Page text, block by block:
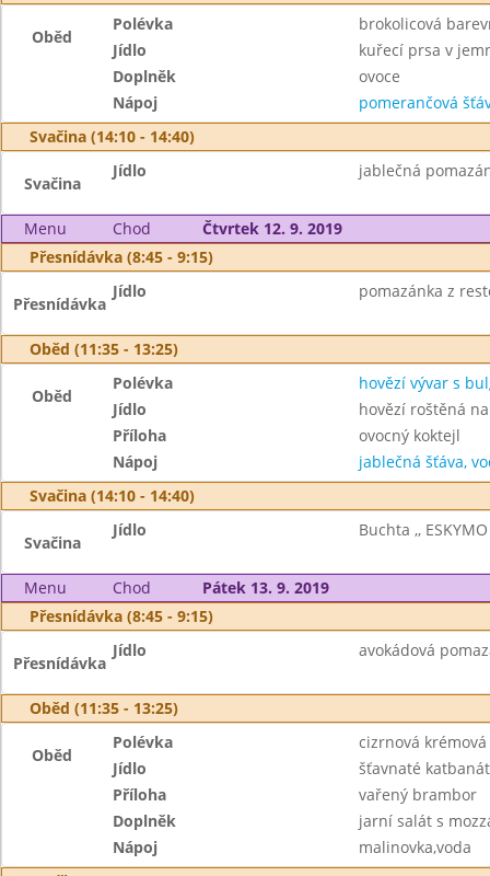
Oběd
Polévka
brokolicová
Jídlo
kuřecí prsa v
Doplněk
ovoce
Nápoj
pomerančová
Svačina (14:10 - 14:40)
Svačina
Jídlo jablečná
Menu Chod
Čtvrtek 12. 9. 2019
Přesnídávka (8:45 - 9:15)
Přesnídávka
Jídlo pomazánka z
Oběd (11:35 - 13:25)
Oběd
Polévka
hovězí vývar s
Jídlo
hovězí roštěná
Příloha
ovocný koktejl
Nápoj
jablečná šťáva,
Svačina (14:10 - 14:40)
Svačina
Jídlo Buchta ,,
Menu Chod
Pátek 13. 9. 2019
Přesnídávka (8:45 - 9:15)
Přesnídávka
Jídlo avokádová
Oběd (11:35 - 13:25)
Oběd
Polévka
cizrnová
Jídlo
šťavnaté
Příloha
vařený brambor
Doplněk
jarní salát s
Nápoj
malinovka,voda